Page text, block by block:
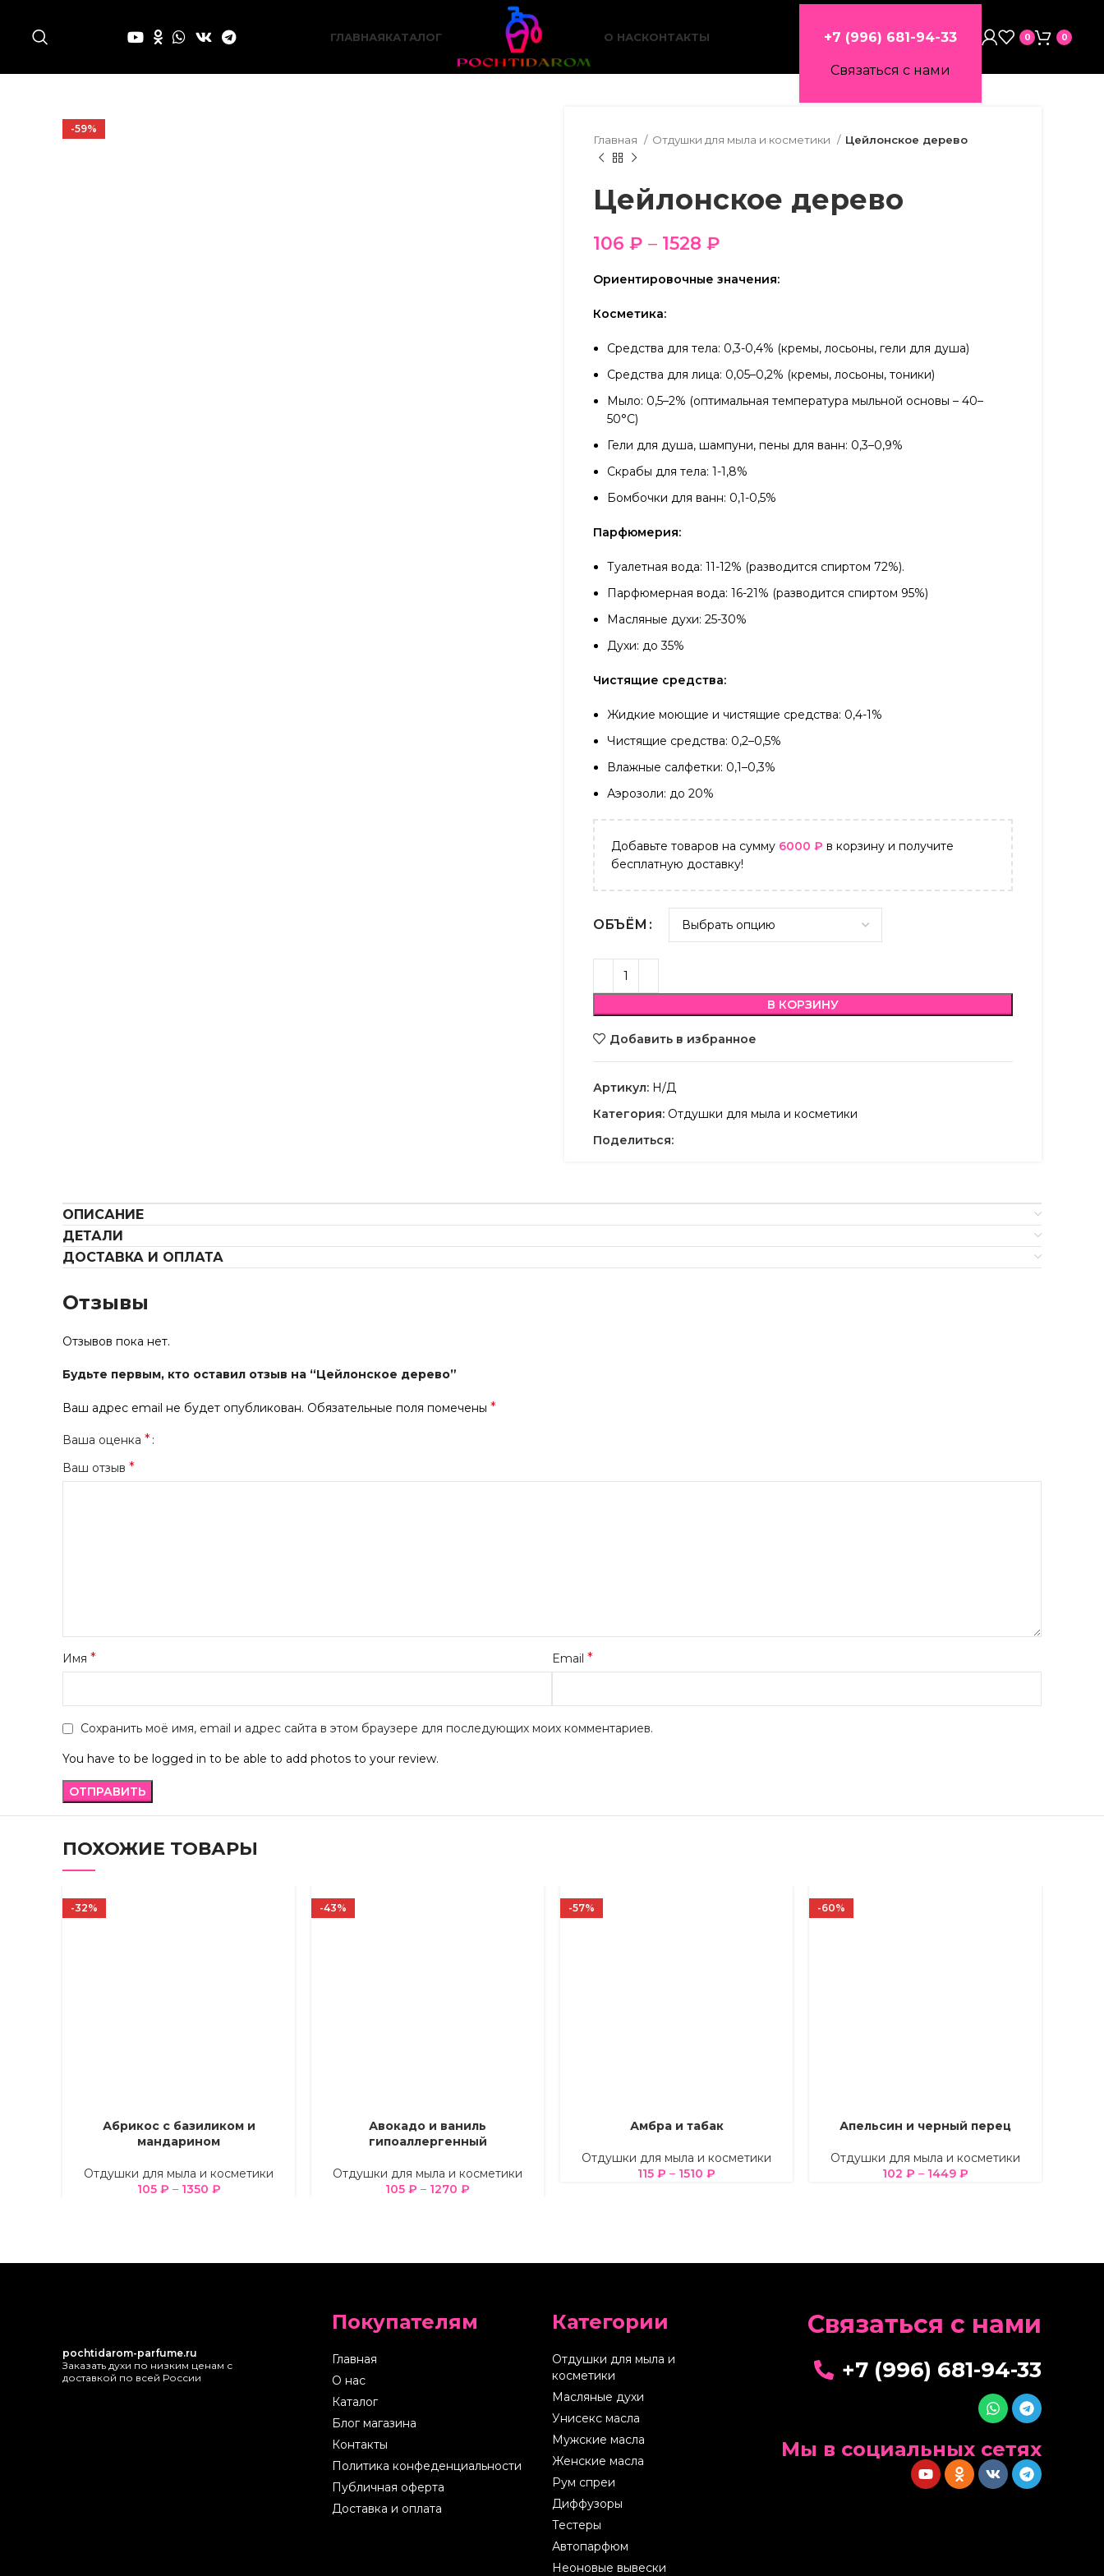
ГЛАВНАЯКАТАЛОГ О НАСКОНТАКТЫ +7 (996) 681-94-33
Связаться с нами
0 0
-59%
Главная Отдушки для мыла и косметики Цейлонское дерево
Цейлонское дерево
106 ₽ – 1528 ₽
Ориентировочные значения:
Косметика:
Средства для тела: 0,3-0,4% (кремы, лосьоны, гели для душа)
Средства для лица: 0,05–0,2% (кремы, лосьоны, тоники)
Мыло: 0,5–2% (оптимальная температура мыльной основы – 40–
50°С)
Гели для душа, шампуни, пены для ванн: 0,3–0,9%
Скрабы для тела: 1-1,8%
Бомбочки для ванн: 0,1-0,5%
Парфюмерия:
Туалетная вода: 11-12% (разводится спиртом 72%).
Парфюмерная вода: 16-21% (разводится спиртом 95%)
Масляные духи: 25-30%
Духи: до 35%
Чистящие средства:
Жидкие моющие и чистящие средства: 0,4-1%
Чистящие средства: 0,2–0,5%
Влажные салфетки: 0,1–0,3%
Аэрозоли: до 20%
Добавьте товаров на сумму 6000 ₽ в корзину и получите
бесплатную доставку!
ОБЪЁМ
В КОРЗИНУ
Добавить в избранное
Артикул: Н/Д
Категория: Отдушки для мыла и косметики
Поделиться:
ОПИСАНИЕ
ДЕТАЛИ
ДОСТАВКА И ОПЛАТА
Отзывы
Отзывов пока нет.
Будьте первым, кто оставил отзыв на “Цейлонское дерево”
Ваш адрес email не будет опубликован. Обязательные поля помечены *
Ваша оценка *
Ваш отзыв *
Имя * Email *
Сохранить моё имя, email и адрес сайта в этом браузере для последующих моих комментариев.
You have to be logged in to be able to add photos to your review.
ПОХОЖИЕ ТОВАРЫ
-32%
ВЫБЕРИТЕ ПАРАМЕТРЫ
Абрикос с базиликом и
мандарином
Отдушки для мыла и косметики
105 ₽ – 1350 ₽
-43%
ВЫБЕРИТЕ ПАРАМЕТРЫ
Авокадо и ваниль
гипоаллергенный
Отдушки для мыла и косметики
105 ₽ – 1270 ₽
-57%
ВЫБЕРИТЕ ПАРАМЕТРЫ
Амбра и табак
Отдушки для мыла и косметики
115 ₽ – 1510 ₽
-60%
ВЫБЕРИТЕ ПАРАМЕТРЫ
Апельсин и черный перец
Отдушки для мыла и косметики
102 ₽ – 1449 ₽
pochtidarom-parfume.ru
Заказать духи по низким ценам с
доставкой по всей России
Покупателям
Главная
О нас
Каталог
Блог магазина
Контакты
Политика конфеденциальности
Публичная оферта
Доставка и оплата
Категории
Отдушки для мыла и
косметики
Масляные духи
Унисекс масла
Мужские масла
Женские масла
Рум спреи
Диффузоры
Тестеры
Автопарфюм
Неоновые вывески
Cвязаться с нами
+7 (996) 681-94-33
Мы в социальных сетях